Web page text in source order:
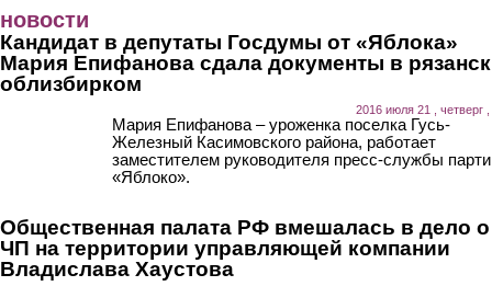
новости
Кандидат в депутаты Госдумы от «Яблока»
Мария Епифанова сдала документы в
облизбирком
2016 июля 21 , четверг ,
Мария Епифанова – уроженка поселка Гусь-
Железный Касимовского района, работает
заместителем руководителя пресс-службы
«Яблоко».
Общественная палата РФ вмешалась в дело о
ЧП на территории управляющей компании
Владислава Хаустова